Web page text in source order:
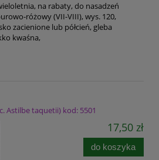
na rabaty, do nasadzeń
różowy (VII-VIII), wys. 120,
zacienione lub półcień, gleba
kwaśna,
Astilbe taquetii) kod: 5501
17,50 zł
do koszyka